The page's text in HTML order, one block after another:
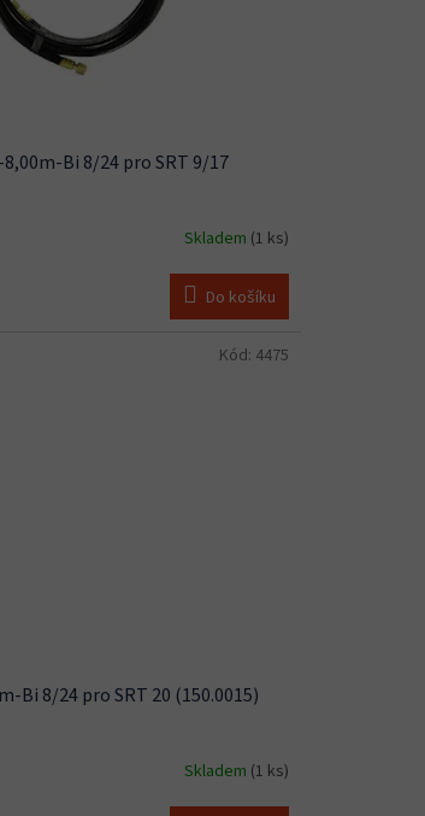
Bi 8/24 pro SRT 9/17
Skladem (1 ks)
Do košíku
Bi 8/24 pro SRT 20 (150.0015)
Skladem (1 ks)
Kód: 4475